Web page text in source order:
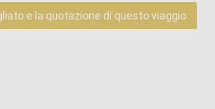
e la quotazione di questo viaggio